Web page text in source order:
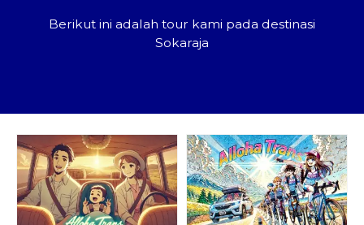
Berikut ini adalah tour kami pada destinasi
Sokaraja